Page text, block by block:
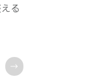
る